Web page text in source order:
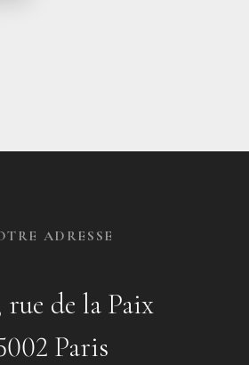
ADRESSE
rue de la Paix
Paris